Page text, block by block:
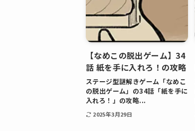
【なめこの脱出ゲーム】34
話 紙を手に入れろ！の攻略
ステージ型謎解きゲーム「なめこ
の脱出ゲーム」の34話「紙を手に
入れろ！」の攻略...
2025年3月29日